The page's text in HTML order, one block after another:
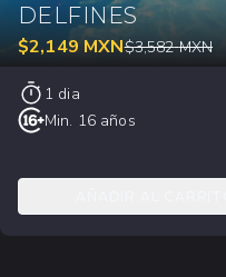
DELFINES
$2,149 MXN$3,582 MXN
1 dia
Min. 16 años